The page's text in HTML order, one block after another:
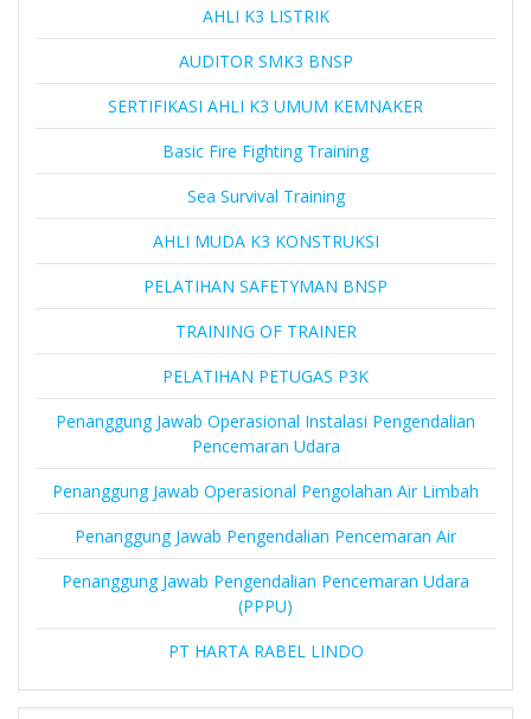
AHLI K3 LISTRIK
AUDITOR SMK3 BNSP
SERTIFIKASI AHLI K3 UMUM KEMNAKER
Basic Fire Fighting Training
Sea Survival Training
AHLI MUDA K3 KONSTRUKSI
PELATIHAN SAFETYMAN BNSP
TRAINING OF TRAINER
PELATIHAN PETUGAS P3K
Penanggung Jawab Operasional Instalasi Pengendalian
Pencemaran Udara
Penanggung Jawab Operasional Pengolahan Air Limbah
Penanggung Jawab Pengendalian Pencemaran Air
Penanggung Jawab Pengendalian Pencemaran Udara
(PPPU)
PT HARTA RABEL LINDO